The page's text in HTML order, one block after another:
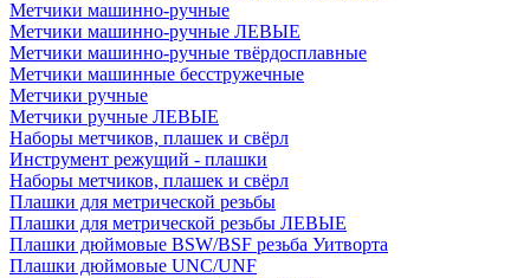
Метчики машинно-ручные
Метчики машинно-ручные ЛЕВЫЕ
Метчики машинно-ручные твёрдосплавные
Метчики машинные бесстружечные
Метчики ручные
Метчики ручные ЛЕВЫЕ
Наборы метчиков, плашек и свёрл
Инструмент режущий - плашки
Наборы метчиков, плашек и свёрл
Плашки для метрической резьбы
Плашки для метрической резьбы ЛЕВЫЕ
Плашки дюймовые BSW/BSF резьба Уитворта
Плашки дюймовые UNC/UNF